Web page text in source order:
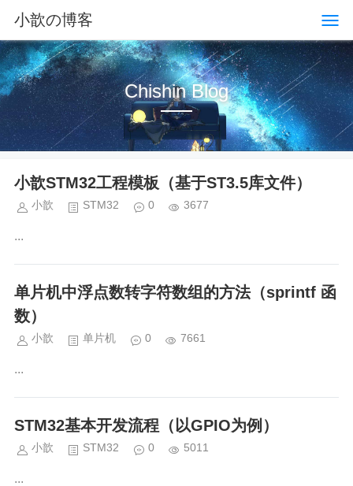
小歆の博客
Chishin Blog
小歆STM32工程模板（基于ST3.5库文件）
小歆 STM32 0 3677
...
单片机中浮点数转字符数组的方法（sprintf 函
数）
小歆 单片机 0 7661
...
STM32基本开发流程（以GPIO为例）
小歆 STM32 0 5011
...